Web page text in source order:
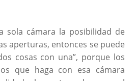
sola cámara la posibilidad de
aperturas, entonces se puede
cosas con una”, porque los
que haga con esa cámara